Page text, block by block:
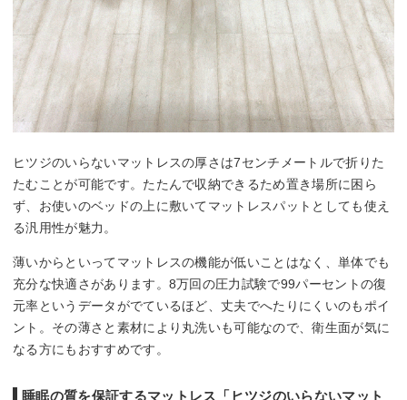
ヒツジのいらないマットレスの厚さは7センチメートルで折りた
たむことが可能です。たたんで収納できるため置き場所に困ら
ず、お使いのベッドの上に敷いてマットレスパットとしても使え
る汎用性が魅力。
薄いからといってマットレスの機能が低いことはなく、単体でも
充分な快適さがあります。8万回の圧力試験で99パーセントの復
元率というデータがでているほど、丈夫でへたりにくいのもポイ
ント。その薄さと素材により丸洗いも可能なので、衛生面が気に
なる方にもおすすめです。
睡眠の質を保証するマットレス「ヒツジのいらないマット